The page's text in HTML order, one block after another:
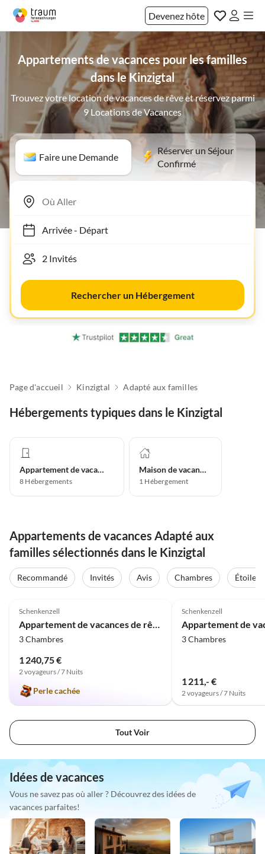
Devenez hôte
Appartements de vacances pour les familles
dans le Kinzigtal
Trouvez votre location de vacances de rêve et réservez parmi
9 Locations de Vacances
Faire une Demande
Réserver un Séjour
Confirmé
Arrivée- Départ
Rechercher un Hébergement
Page d'accueil Kinzigtal Adapté aux familles
Hébergements typiques dans le Kinzigtal
Appartement de vacances
8 Hébergements
Maison de vacances
1 Hébergement
Appartements de vacances Adapté aux
familles sélectionnés dans le Kinzigtal
Recommandé Invités Avis Chambres
Étoiles
Schenkenzell
3 Chambres
1 240,75 €
2 voyageurs / 7 Nuits
Perle cachée
Schenkenzell
3 Chambres
1 211,- €
2 voyageurs / 7 Nuits
Tout Voir
Idées de vacances
Vous ne savez pas où aller ? Découvrez des idées de
vacances parfaites!